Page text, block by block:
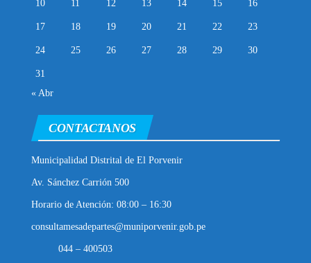
10 11 12 13 14 15 16
17 18 19 20 21 22 23
24 25 26 27 28 29 30
31
« Abr
CONTACTANOS
Municipalidad Distrital de El Porvenir
Av. Sánchez Carrión 500
Horario de Atención: 08:00 – 16:30
consultamesadepartes@muniporvenir.gob.pe
044 – 400503